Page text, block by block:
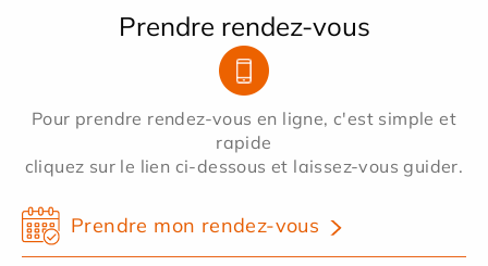
Prendre rendez-vous
Pour prendre rendez-vous en ligne, c'est simple et
rapide
cliquez sur le lien ci-dessous et laissez-vous guider.
Prendre mon rendez-vous